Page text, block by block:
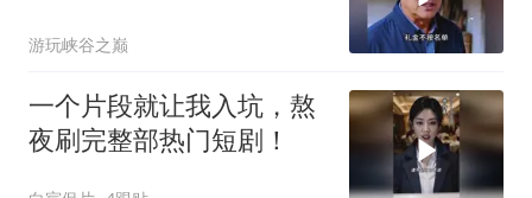
游玩峡谷之巅
一个片段就让我入坑，熬
夜刷完整部热门短剧！